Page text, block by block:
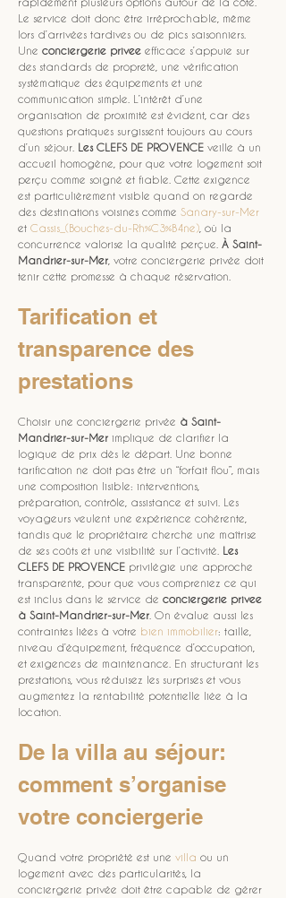
Le service doit donc être irréprochable, même
lors d’arrivées tardives ou de pics saisonniers.
Une conciergerie privee efficace s’appuie sur
des standards de propreté, une vérification
systématique des équipements et une
communication simple. L’intérêt d’une
organisation de proximité est évident, car des
questions pratiques surgissent toujours au cours
d’un séjour. Les CLEFS DE PROVENCE veille à un
accueil homogène, pour que votre logement soit
perçu comme soigné et fiable. Cette exigence
est particulièrement visible quand on regarde
des destinations voisines comme Sanary-sur-Mer
et Cassis_(Bouches-du-Rh%C3%B4ne) , où la
concurrence valorise la qualité perçue. À Saint-
Mandrier-sur-Mer , votre conciergerie privée doit
tenir cette promesse à chaque réservation.
Tarification et
transparence des
prestations
Choisir une conciergerie privée à Saint-
Mandrier-sur-Mer implique de clarifier la
logique de prix dès le départ. Une bonne
tarification ne doit pas être un “forfait flou”, mais
une composition lisible: interventions,
préparation, contrôle, assistance et suivi. Les
voyageurs veulent une expérience cohérente,
tandis que le propriétaire cherche une maîtrise
de ses coûts et une visibilité sur l’activité. Les
CLEFS DE PROVENCE privilégie une approche
transparente, pour que vous compreniez ce qui
est inclus dans le service de conciergerie privee
à Saint-Mandrier-sur-Mer . On évalue aussi les
contraintes liées à votre bien immobilier: taille,
niveau d’équipement, fréquence d’occupation,
et exigences de maintenance. En structurant les
prestations, vous réduisez les surprises et vous
augmentez la rentabilité potentielle liée à la
location.
De la villa au séjour:
comment s’organise
votre conciergerie
Quand votre propriété est une villa ou un
logement avec des particularités, la
conciergerie privée doit être capable de gérer